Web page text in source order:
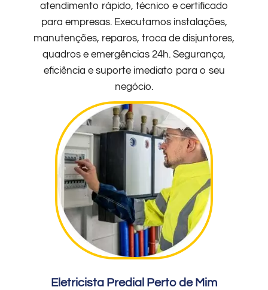
atendimento rápido, técnico e certificado
para empresas. Executamos instalações,
manutenções, reparos, troca de disjuntores,
quadros e emergências 24h. Segurança,
eficiência e suporte imediato para o seu
negócio.
Eletricista Predial Perto de Mim